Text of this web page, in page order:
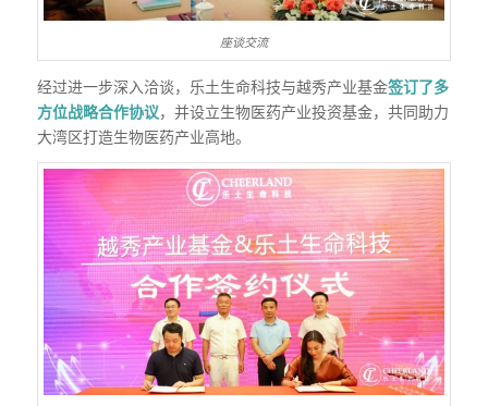
座谈交流
经过进一步深入洽谈，乐土生命科技与越秀产业基金签订了多
方位战略合作协议，并设立生物医药产业投资基金，共同助力
大湾区打造生物医药产业高地。